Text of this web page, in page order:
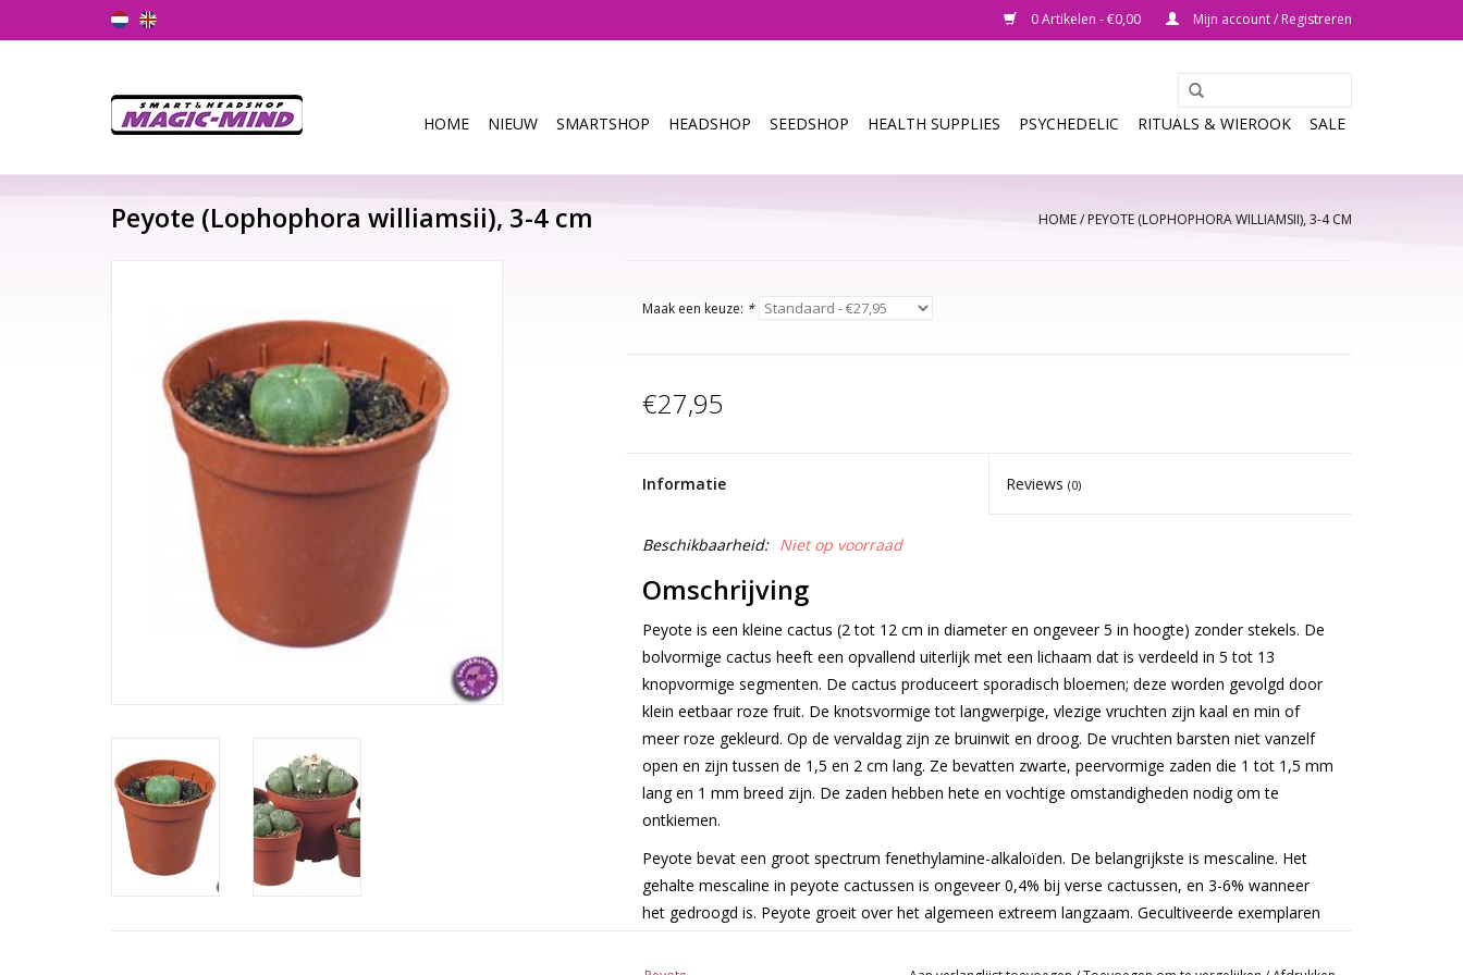
0 Artikelen - €0,00 Mijn account / Registreren
HOME NIEUW SMARTSHOP HEADSHOP SEEDSHOP HEALTH SUPPLIES PSYCHEDELIC RITUALS & WIEROOK SALE
Peyote (Lophophora williamsii), 3-4 cm HOME/PEYOTE (LOPHOPHORA WILLIAMSII), 3-4 CM
Maak een keuze: *
€27,95
Informatie Reviews(0)
Beschikbaarheid: Niet op voorraad
Omschrijving
Peyote is een kleine cactus (2 tot 12 cm in diameter en ongeveer 5 in hoogte) zonder stekels. De
bolvormige cactus heeft een opvallend uiterlijk met een lichaam dat is verdeeld in 5 tot 13
knopvormige segmenten. De cactus produceert sporadisch bloemen; deze worden gevolgd door
klein eetbaar roze fruit. De knotsvormige tot langwerpige, vlezige vruchten zijn kaal en min of
meer roze gekleurd. Op de vervaldag zijn ze bruinwit en droog. De vruchten barsten niet vanzelf
open en zijn tussen de 1,5 en 2 cm lang. Ze bevatten zwarte, peervormige zaden die 1 tot 1,5 mm
lang en 1 mm breed zijn. De zaden hebben hete en vochtige omstandigheden nodig om te
ontkiemen.
Peyote bevat een groot spectrum fenethylamine-alkaloïden. De belangrijkste is mescaline. Het
gehalte mescaline in peyote cactussen is ongeveer 0,4% bij verse cactussen, en 3-6% wanneer
het gedroogd is. Peyote groeit over het algemeen extreem langzaam. Gecultiveerde exemplaren
volwassen San Pedro-wortels te enten.